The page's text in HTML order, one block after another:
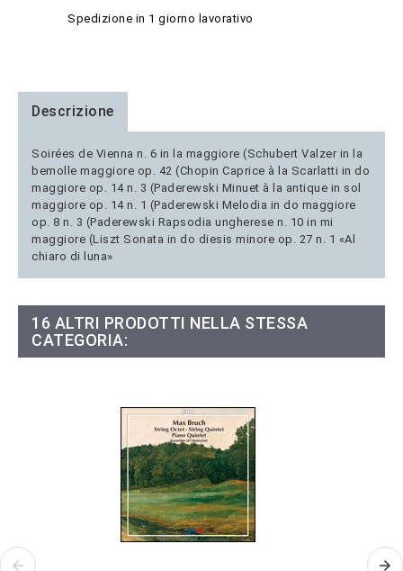
Spedizione in 1 giorno lavorativo
Descrizione
Soirées de Vienna n. 6 in la maggiore (Schubert Valzer in la
bemolle maggiore op. 42 (Chopin Caprice à la Scarlatti in do
maggiore op. 14 n. 3 (Paderewski Minuet à la antique in sol
maggiore op. 14 n. 1 (Paderewski Melodia in do maggiore
op. 8 n. 3 (Paderewski Rapsodia ungherese n. 10 in mi
maggiore (Liszt Sonata in do diesis minore op. 27 n. 1 «Al
chiaro di luna»
16 ALTRI PRODOTTI NELLA STESSA
CATEGORIA: